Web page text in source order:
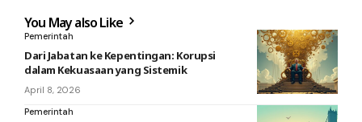
You May also Like
Pemerintah
Dari Jabatan ke Kepentingan: Korupsi
dalam Kekuasaan yang Sistemik
April 8, 2026
Pemerintah